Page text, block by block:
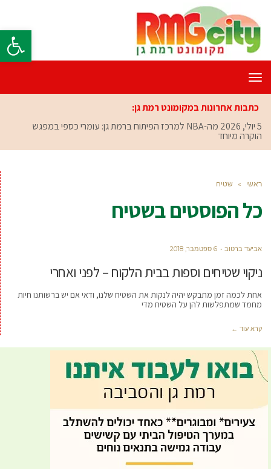
פתח
תפריט
כתבות אחרונות במקומונט רמת גן:
5 יולי, 2026
מה-NBA למרכז הפיתוח ברמת גן: עומרי כספי במפגש
הוקרה מיוחד
ראשי » שטיח
כל הפוסטים בשטיח
אביעד ברטוב 6 ספטמבר, 2018
ניקוי שטיחים וספות בבית הלקוח – לפני ואחרי
אחת לכמה זמן מתבקש יהיה לנקות את השטיח שלנו, ודאי אם יש ברשותנו חיות
מחמד שמתפלשות להן על השטיח מדי
קרא עוד ←